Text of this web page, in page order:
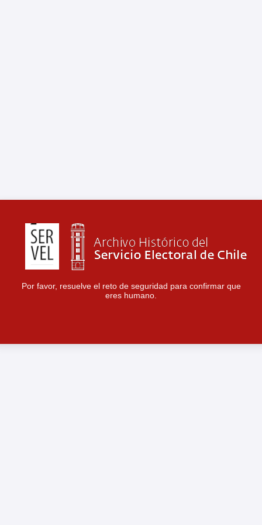
Por favor, resuelve el reto de seguridad para confirmar que
eres humano.